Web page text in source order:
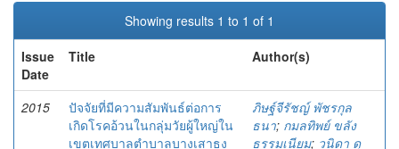
Showing results 1 to 1 of 1
Issue
Date
Title Author(s)
2015
ปัจจัยที่มีความสัมพันธ์ต่อการ
เกิดโรคอ้วนในกลุ่มวัยผู้ใหญ่ใน
เขตเทศบาลตำบาลบางเสาธง
ภิษฐ์จีรัชญ์ พัชรกุล
ธนา; กมลทิพย์ ขลัง
ธรรมเนียม; วนิดา ดุ